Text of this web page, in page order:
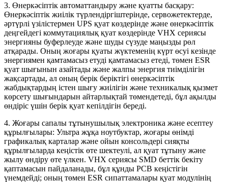
3. Өнеркәсіптік автоматтандыру және қуатты басқару:
Өнеркәсіптік жиілік түрлендіргіштерінде, сервожетектерде,
әртүрлі үзілістермен UPS қуат көздерінде және өнеркәсіптік
деңгейдегі коммутациялық қуат көздерінде VHX сериясы
энергияны буферлеуде және шуды сүзуде маңызды рөл
атқарады. Оның жоғары қуаты жүктеменің күрт өсуі кезінде
энергиямен қамтамасыз етуді қамтамасыз етеді, төмен ESR
қуат шығынын азайтады және жалпы энергия тиімділігін
жақсартады, ал оның берік беріктігі өнеркәсіптік
жабдықтардың істен шығу жиілігін және техникалық қызмет
көрсету шығындарын айтарлықтай төмендетеді, бұл ақылды
өндіріс үшін берік қуат кепілдігін береді.
4. Жоғары сапалы тұтынушылық электроника және есептеу
құрылғылары: Ультра жұқа ноутбуктар, жоғары өнімді
графикалық карталар және ойын консольдері сияқты
құрылғыларда кеңістік өте шектеулі, ал қуат тұтыну және
жылу өндіру өте үлкен. VHX сериясы SMD беттік бекіту
қаптамасын пайдаланады, бұл құнды PCB кеңістігін
үнемдейді; оның төмен ESR сипаттамалары қуат модулінің